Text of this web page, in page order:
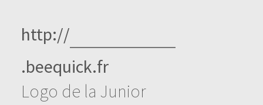
http://
.beequick.fr
Logo de la Junior